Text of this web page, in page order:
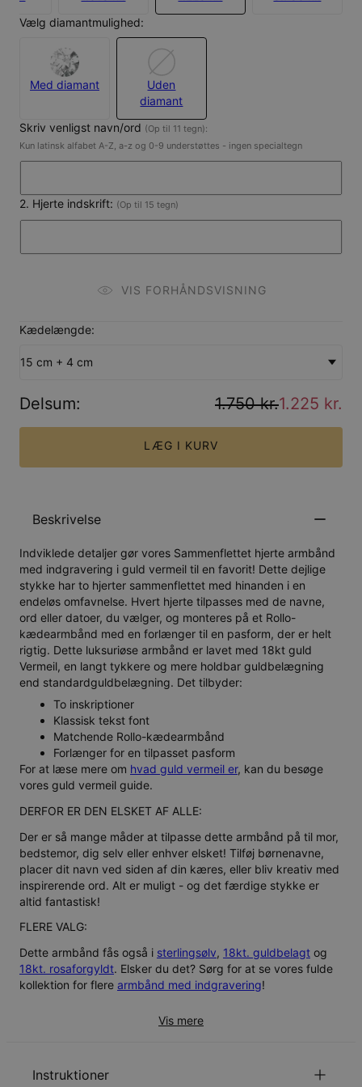
Vælg diamantmulighed:
Med diamant
Uden
diamant
Skriv venligst navn/ord (Op til 11 tegn):
Kun latinsk alfabet A-Z, a-z og 0-9 understøttes - ingen specialtegn
2. Hjerte indskrift: (Op til 15 tegn)
VIS FORHÅNDSVISNING
Kædelængde:
15 cm + 4 cm
Delsum: 1.750 kr.1.225 kr.
LÆG I KURV
Beskrivelse
Indviklede detaljer gør vores Sammenflettet hjerte armbånd
med indgravering i guld vermeil til en favorit! Dette dejlige
stykke har to hjerter sammenflettet med hinanden i en
endeløs omfavnelse. Hvert hjerte tilpasses med de navne,
ord eller datoer, du vælger, og monteres på et Rollo-
kædearmbånd med en forlænger til en pasform, der er helt
rigtig. Dette luksuriøse armbånd er lavet med 18kt guld
Vermeil, en langt tykkere og mere holdbar guldbelægning
end standardguldbelægning. Det tilbyder:
To inskriptioner
Klassisk tekst font
Matchende Rollo-kædearmbånd
Forlænger for en tilpasset pasform
For at læse mere om hvad guld vermeil er, kan du besøge
vores guld vermeil guide.
Vis mere
DERFOR ER DEN ELSKET AF ALLE:
Der er så mange måder at tilpasse dette armbånd på til mor,
bedstemor, dig selv eller enhver elsket! Tilføj børnenavne,
placer dit navn ved siden af din kæres, eller bliv kreativ med
inspirerende ord. Alt er muligt - og det færdige stykke er
altid fantastisk!
FLERE VALG:
Dette armbånd fås også i sterlingsølv, 18kt. guldbelagt og
18kt. rosaforgyldt. Elsker du det? Sørg for at se vores fulde
kollektion for flere armbånd med indgravering!
Instruktioner